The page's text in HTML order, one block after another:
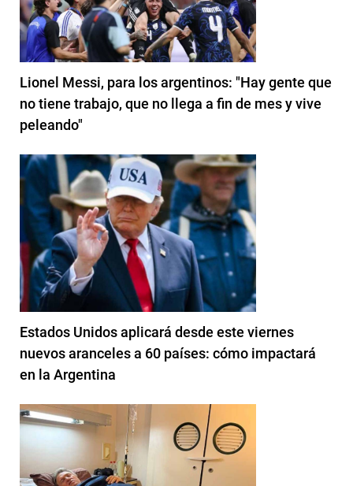
Lionel Messi, para los argentinos: "Hay gente que
no tiene trabajo, que no llega a fin de mes y vive
peleando"
Estados Unidos aplicará desde este viernes
nuevos aranceles a 60 países: cómo impactará
en la Argentina